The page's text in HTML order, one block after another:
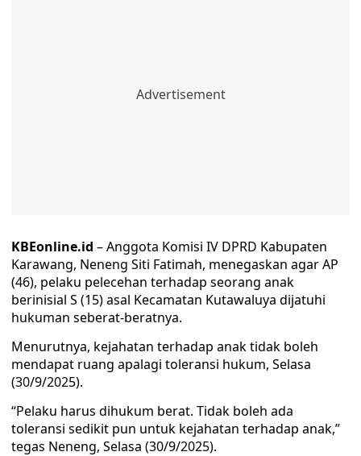
KBEonline.id – Anggota Komisi IV DPRD Kabupaten
Karawang, Neneng Siti Fatimah, menegaskan agar AP
(46), pelaku pelecehan terhadap seorang anak
berinisial S (15) asal Kecamatan Kutawaluya dijatuhi
hukuman seberat-beratnya.
Menurutnya, kejahatan terhadap anak tidak boleh
mendapat ruang apalagi toleransi hukum, Selasa
(30/9/2025).
“Pelaku harus dihukum berat. Tidak boleh ada
toleransi sedikit pun untuk kejahatan terhadap anak,”
tegas Neneng, Selasa (30/9/2025).